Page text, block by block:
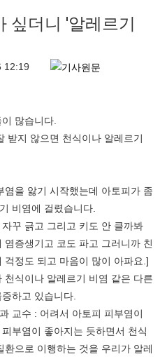
싶더니 '알레르기
12:19
많습니다.
받지 않으면 천식이나 알레르기
을 앓기 시작했는데 아토피가 좀
비염에 걸렸습니다.
꾸 긁고 그리고 키도 안 클까봐
증생기고 코도 파고 그러니까 친
정도 되고 마음이 많이 아파요.]
식이나 알레르기 비염 같은 다른
하고 있습니다.
교수 : 어려서 아토피 피부염이
부염이 좋아지는 듯하면서 천식
으로 이행하는 것을 우리가 알레